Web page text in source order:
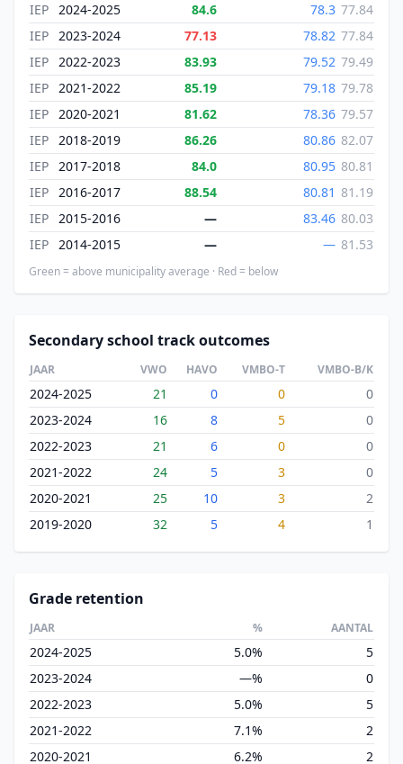
IEP 2024-2025 84.6 78.3 77.84
IEP 2023-2024 77.13 78.82 77.84
IEP 2022-2023 83.93 79.52 79.49
IEP 2021-2022 85.19 79.18 79.78
IEP 2020-2021 81.62 78.36 79.57
IEP 2018-2019 86.26 80.86 82.07
IEP 2017-2018 84.0 80.95 80.81
IEP 2016-2017 88.54 80.81 81.19
IEP 2015-2016 — 83.46 80.03
IEP 2014-2015 — — 81.53
Green = above municipality average · Red = below
Secondary school track outcomes
JAAR VWO HAVO VMBO-T VMBO-B/K
2024-2025 21 0 0
0
2023-2024
16 8 5
0
2022-2023
21 6 0
0
2021-2022
24 5 3
0
2020-2021
25 10 3
2
2019-2020
32 5 4 1
Grade retention
JAAR % AANTAL
2024-2025 5.0%
5
2023-2024
—%
0
2022-2023
5.0%
5
2021-2022
7.1%
2
2020-2021
6.2%
2